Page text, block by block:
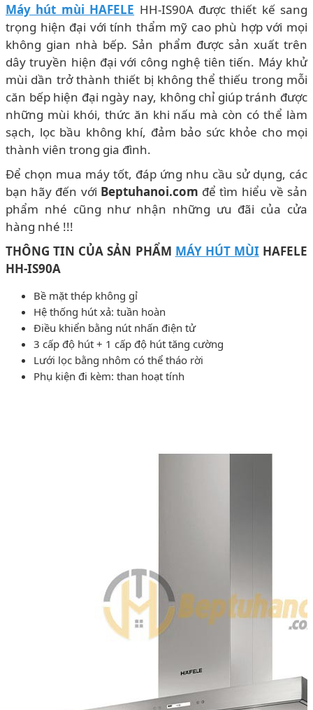
Máy hút mùi HAFELE HH-IS90A được thiết kế sang
trọng hiện đại với tính thẩm mỹ cao phù hợp với mọi
không gian nhà bếp. Sản phẩm được sản xuất trên
dây truyền hiện đại với công nghệ tiên tiến. Máy khử
mùi dần trở thành thiết bị không thể thiếu trong mỗi
căn bếp hiện đại ngày nay, không chỉ giúp tránh được
những mùi khói, thức ăn khi nấu mà còn có thể làm
sạch, lọc bầu không khí, đảm bảo sức khỏe cho mọi
thành viên trong gia đình.
Để chọn mua máy tốt, đáp ứng nhu cầu sử dụng, các
bạn hãy đến với Beptuhanoi.com để tìm hiểu về sản
phẩm nhé cũng như nhận những ưu đãi của cửa
hàng nhé !!!
THÔNG TIN CỦA SẢN PHẨM MÁY HÚT MÙI HAFELE
HH-IS90A
Bề mặt thép không gỉ
Hệ thống hút xả: tuần hoàn
Điều khiển bằng nút nhấn điện tử
3 cấp độ hút + 1 cấp độ hút tăng cường
Lưới lọc bằng nhôm có thể tháo rời
Phụ kiện đi kèm: than hoạt tính